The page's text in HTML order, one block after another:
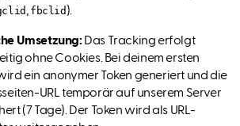
fbclid ).
Umsetzung:Das Tracking erfolgt
ohne Cookies. Bei deinem ersten
ein anonymer Token generiert und die
URL temporär auf unserem Server
(7 Tage). Der Token wird als URL-